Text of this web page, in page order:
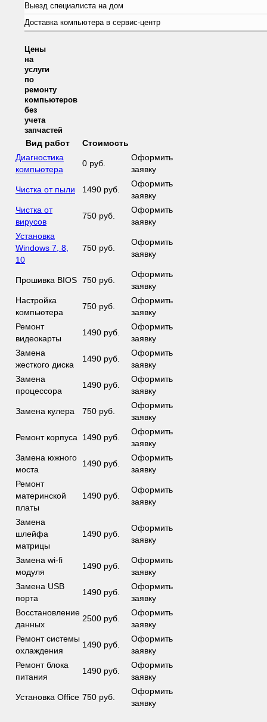
Выезд специалиста на дом
Доставка компьютера в сервис-центр
Цены
на
услуги
по
ремонту
компьютеров
без
учета
запчастей
Вид работ
Стоимость
Диагностика
компьютера
0 руб.
Оформить
заявку
Чистка от пыли 1490 руб.
Оформить
заявку
Чистка от
вирусов
750 руб.
Оформить
заявку
Установка
Windows 7, 8,
10
750 руб.
Оформить
заявку
Прошивка BIOS 750 руб.
Оформить
заявку
Настройка
компьютера
750 руб.
Оформить
заявку
Ремонт
видеокарты
1490 руб.
Оформить
заявку
Замена
жесткого диска
1490 руб.
Оформить
заявку
Замена
процессора
1490 руб.
Оформить
заявку
Замена кулера 750 руб.
Оформить
заявку
Ремонт корпуса 1490 руб.
Оформить
заявку
Замена южного
моста
1490 руб.
Оформить
заявку
Ремонт
материнской
платы
1490 руб.
Оформить
заявку
Замена
шлейфа
матрицы
1490 руб.
Оформить
заявку
Замена wi-fi
модуля
1490 руб.
Оформить
заявку
Замена USB
порта
1490 руб.
Оформить
заявку
Восстановление
данных
2500 руб.
Оформить
заявку
Ремонт системы
охлаждения
1490 руб.
Оформить
заявку
Ремонт блока
питания
1490 руб.
Оформить
заявку
Установка Office 750 руб.
Оформить
заявку